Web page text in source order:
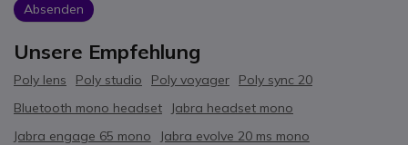
Absenden
Unsere Empfehlung
Poly lens Poly studio Poly voyager
Poly sync 20
Bluetooth mono headset
Jabra headset mono
Jabra engage 65 mono
Jabra evolve 20 ms mono